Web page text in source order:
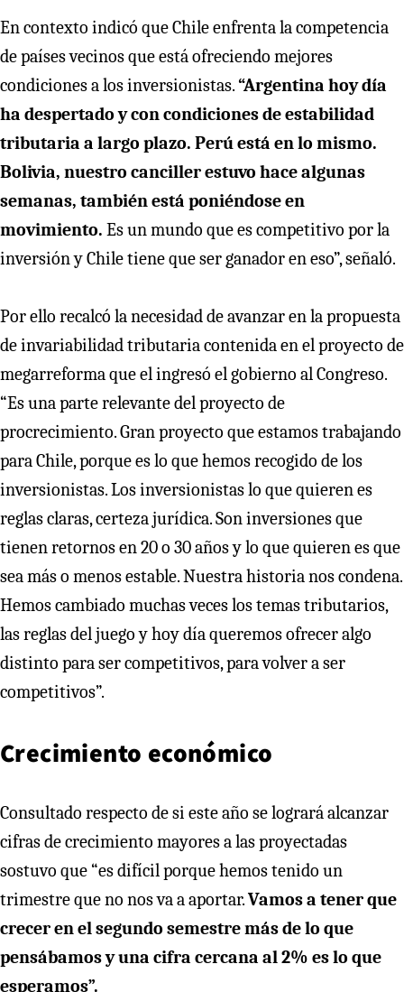
En contexto indicó que Chile enfrenta la competencia
de países vecinos que está ofreciendo mejores
condiciones a los inversionistas.“Argentina hoy día
ha despertado y con condiciones de estabilidad
tributaria a largo plazo. Perú está en lo mismo.
Bolivia, nuestro canciller estuvo hace algunas
semanas, también está poniéndose en
movimiento. Es un mundo que es competitivo por la
inversión y Chile tiene que ser ganador en eso”, señaló.
Por ello recalcó la necesidad de avanzar en la propuesta
de invariabilidad tributaria contenida en el proyecto de
megarreforma que el ingresó el gobierno al Congreso.
“Es una parte relevante del proyecto de
procrecimiento. Gran proyecto que estamos trabajando
para Chile, porque es lo que hemos recogido de los
inversionistas. Los inversionistas lo que quieren es
reglas claras, certeza jurídica. Son inversiones que
tienen retornos en 20 o 30 años y lo que quieren es que
sea más o menos estable. Nuestra historia nos condena.
Hemos cambiado muchas veces los temas tributarios,
las reglas del juego y hoy día queremos ofrecer algo
distinto para ser competitivos, para volver a ser
competitivos”.
Crecimiento económico
Consultado respecto de si este año se logrará alcanzar
cifras de crecimiento mayores a las proyectadas
sostuvo que “es difícil porque hemos tenido un
trimestre que no nos va a aportar.Vamos a tener que
crecer en el segundo semestre más de lo que
pensábamos y una cifra cercana al 2% es lo que
esperamos”.